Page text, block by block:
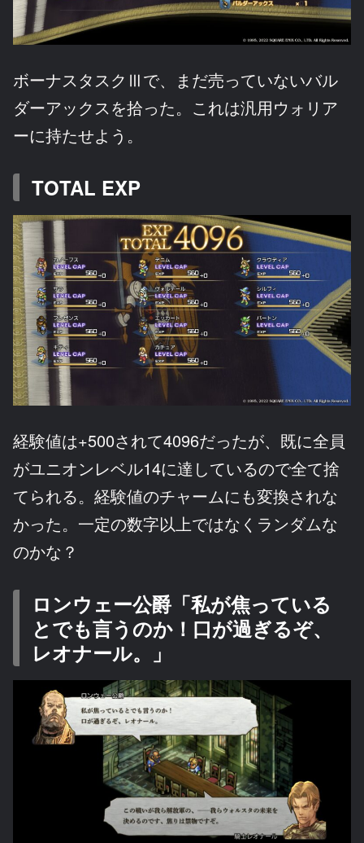
ボーナスタスクⅢで、まだ売っていないバル
ダーアックスを拾った。これは汎用ウォリア
ーに持たせよう。
TOTAL EXP
経験値は+500されて4096だったが、既に全員
がユニオンレベル14に達しているので全て捨
てられる。経験値のチャームにも変換されな
かった。一定の数字以上ではなくランダムな
のかな？
ロンウェー公爵「私が焦っている
とでも言うのか！口が過ぎるぞ、
レオナール。」